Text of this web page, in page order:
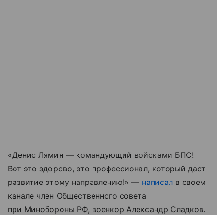
«Денис Лямин — командующий войсками БПС!
Вот это здорово, это профессионал, который даст
развитие этому направлению!» — написалв своем
канале член Общественного совета
при Минобороны РФ, военкор Александр Сладков.